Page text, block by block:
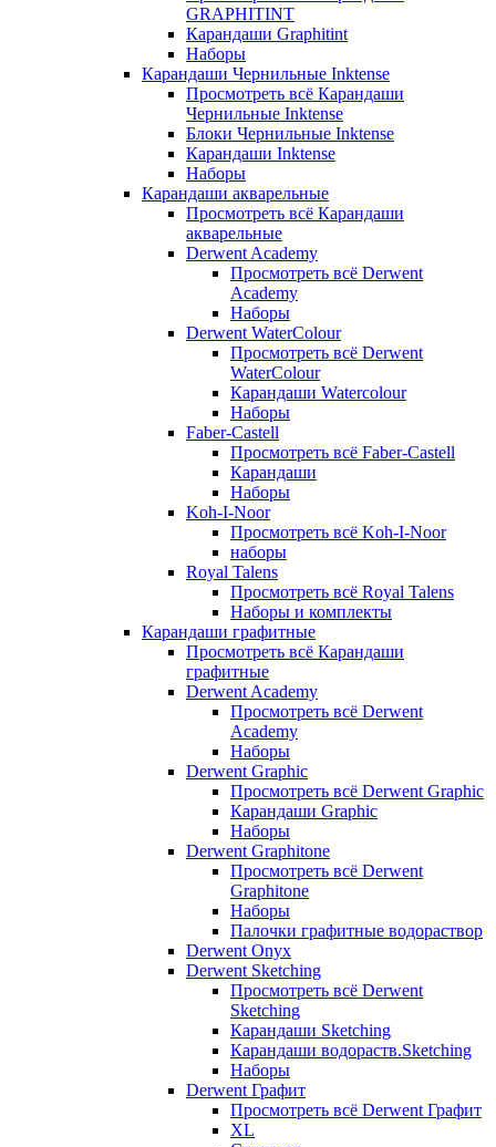
GRAPHITINT
Карандаши Graphitint
Наборы
Карандаши Чернильные Inktense
Просмотреть всё Карандаши
Чернильные Inktense
Блоки Чернильные Inktense
Карандаши Inktense
Наборы
Карандаши акварельные
Просмотреть всё Карандаши
акварельные
Derwent Academy
Просмотреть всё Derwent
Academy
Наборы
Derwent WaterColour
Просмотреть всё Derwent
WaterColour
Карандаши Watercolour
Наборы
Faber-Castell
Просмотреть всё Faber-Castell
Карандаши
Наборы
Koh-I-Noor
Просмотреть всё Koh-I-Noor
наборы
Royal Talens
Просмотреть всё Royal Talens
Наборы и комплекты
Карандаши графитные
Просмотреть всё Карандаши
графитные
Derwent Academy
Просмотреть всё Derwent
Academy
Наборы
Derwent Graphic
Просмотреть всё Derwent Graphic
Карандаши Graphic
Наборы
Derwent Graphitone
Просмотреть всё Derwent
Graphitone
Наборы
Палочки графитные водораствор
Derwent Onyx
Derwent Sketching
Просмотреть всё Derwent
Sketching
Карандаши Sketching
Карандаши водораств.Sketching
Наборы
Derwent Графит
Просмотреть всё Derwent Графит
XL